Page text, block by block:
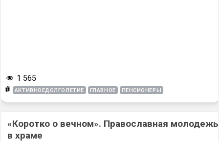
1 565
# АКТИВНОЕДОЛГОЛЕТИЕ ГЛАВНОЕ ПЕНСИОНЕРЫ
«Коротко о вечном». Православная молодежь
в храме